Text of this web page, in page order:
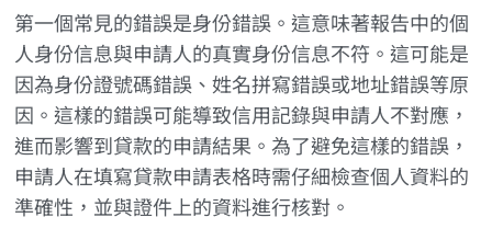
第一個常見的錯誤是身份錯誤。這意味著報告中的個
人身份信息與申請人的真實身份信息不符。這可能是
因為身份證號碼錯誤、姓名拼寫錯誤或地址錯誤等原
因。這樣的錯誤可能導致信用記錄與申請人不對應，
進而影響到貸款的申請結果。為了避免這樣的錯誤，
申請人在填寫貸款申請表格時需仔細檢查個人資料的
準確性，並與證件上的資料進行核對。